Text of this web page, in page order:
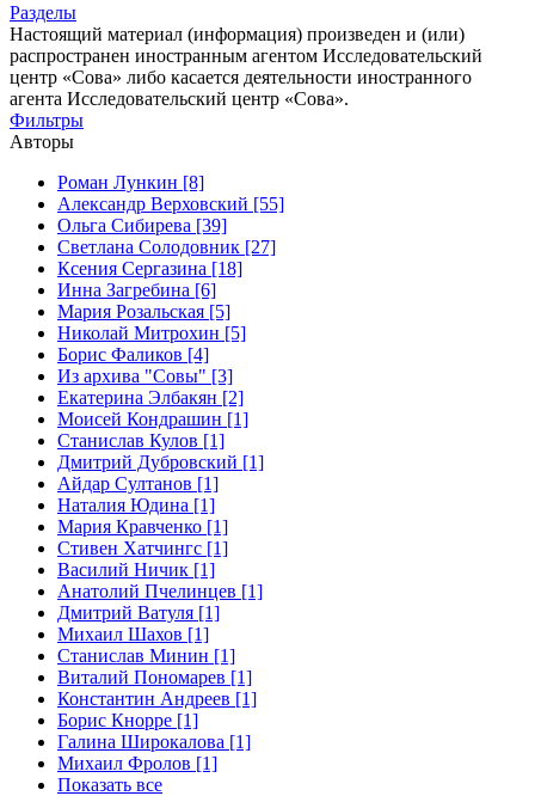
Разделы
Настоящий материал (информация) произведен и (или)
распространен иностранным агентом Исследовательский
центр «Сова» либо касается деятельности иностранного
агента Исследовательский центр «Сова».
Фильтры
Авторы
Роман Лункин [8]
Александр Верховский [55]
Ольга Сибирева [39]
Светлана Солодовник [27]
Ксения Сергазина [18]
Инна Загребина [6]
Мария Розальская [5]
Николай Митрохин [5]
Борис Фаликов [4]
Из архива "Совы" [3]
Екатерина Элбакян [2]
Моисей Кондрашин [1]
Станислав Кулов [1]
Дмитрий Дубровский [1]
Айдар Султанов [1]
Наталия Юдина [1]
Мария Кравченко [1]
Стивен Хатчингс [1]
Василий Ничик [1]
Анатолий Пчелинцев [1]
Дмитрий Ватуля [1]
Михаил Шахов [1]
Станислав Минин [1]
Виталий Пономарев [1]
Константин Андреев [1]
Борис Кнорре [1]
Галина Широкалова [1]
Михаил Фролов [1]
Показать все